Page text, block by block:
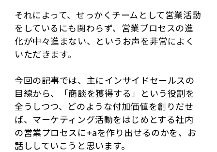
それによって、せっかくチームとして営業活動
をしているにも関わらず、営業プロセスの進
化が中々進まない、というお声を非常によく
いただきます。
今回の記事では、主にインサイドセールスの
目線から、「商談を獲得する」という役割を
全うしつつ、どのような付加価値を創りだせ
ば、マーケティング活動をはじめとする社内
の営業プロセスに+aを作り出せるのかを、お
話ししていこうと思います。